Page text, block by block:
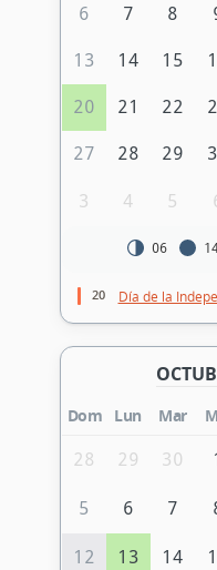
6 7 8
13 14 15
20 21 22
27 28 29
3 4 5
06
20 Día de la
Dom Lun Mar
28 29 30 1
5 6 7
12 13 14